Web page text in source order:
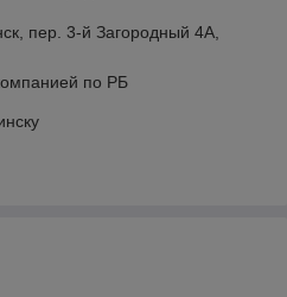
пер. 3-й Загородный 4А,
по РБ